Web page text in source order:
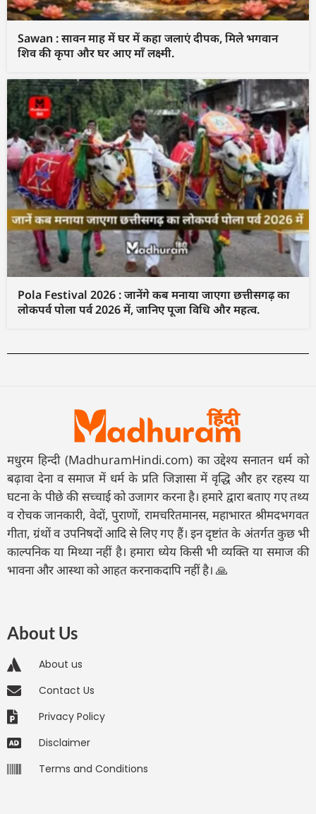
Sawan : सावन माह में घर में कहा जलाएं दीपक, मिले भगवान
शिव की कृपा और घर आए माँ लक्ष्मी.
Pola Festival 2026 : जानेंगे कब मनाया जाएगा छत्तीसगढ़ का
लोकपर्व पोला पर्व 2026 में, जानिए पूजा विधि और महत्व.
मधुरम हिन्दी (MadhuramHindi.com) का उद्देश्य सनातन धर्म को
बढ़ावा देना व समाज में धर्म के प्रति जिज्ञासा में वृद्धि और हर रहस्य या
घटना के पीछे की सच्चाई को उजागर करना है। हमारे द्वारा बताए गए तथ्य
व रोचक जानकारी, वेदों, पुराणों, रामचरितमानस, महाभारत श्रीमदभगवत
गीता, ग्रंथों व उपनिषदों आदि से लिए गए हैं। इन दृष्टांत के अंतर्गत कुछ भी
काल्पनिक या मिथ्या नहीं है। हमारा ध्येय किसी भी व्यक्ति या समाज की
भावना और आस्था को आहत करनाकदापि नहीं है। 🙏
About Us
About us
Contact Us
Privacy Policy
Disclaimer
Terms and Conditions